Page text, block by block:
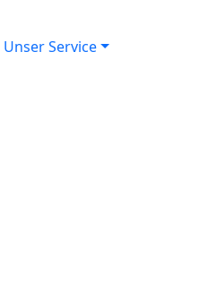
Unser Service